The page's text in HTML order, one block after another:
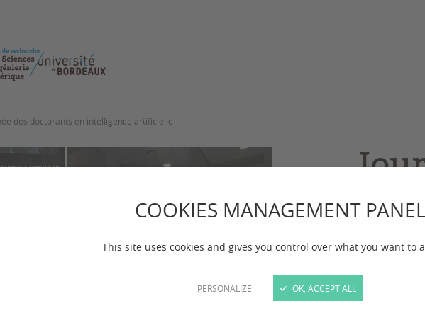
COOKIES MANAGEMENT PANEL
This site uses cookies and gives you control over what you want to
PERSONALIZE OK, ACCEPT ALL
des doctorants en intelligence artificielle
La